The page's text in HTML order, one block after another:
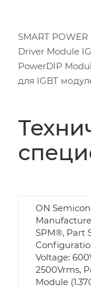
SMART
Driver Module
PowerDIP
для IGBT
ON
SPM®, Part
Voltage:
2500Vrms,
Module